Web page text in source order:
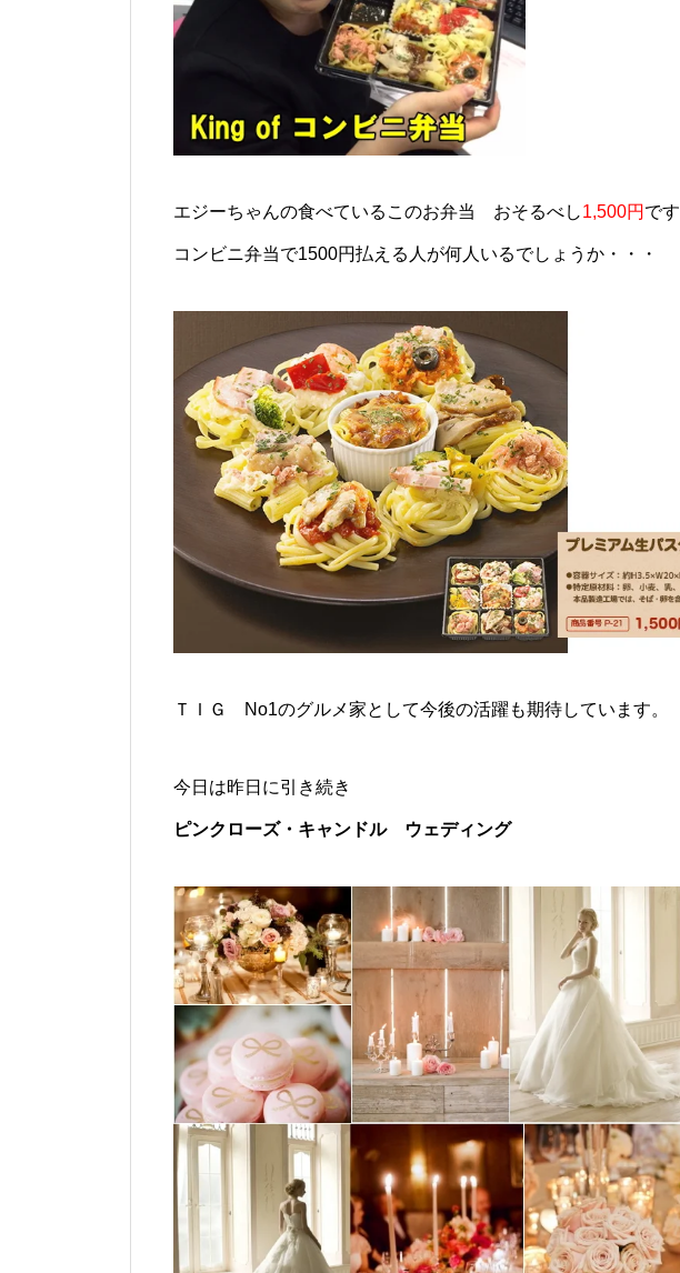
エジーちゃんの食べているこのお弁当 おそるべし1,500円 です
コンビニ弁当で1500円払える人が何人いるでしょうか・・・
ＴＩＧ No1のグルメ家として今後の活躍も期待しています。
今日は昨日に引き続き
ピンクローズ・キャンドル ウェディング